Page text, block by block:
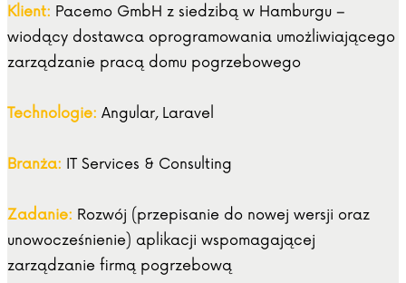
Klient: Pacemo GmbH z siedzibą w Hamburgu –
wiodący dostawca oprogramowania umożliwiającego
zarządzanie pracą domu pogrzebowego
Technologie: Angular, Laravel
Branża: IT Services & Consulting
Zadanie: Rozwój (przepisanie do nowej wersji oraz
unowocześnienie) aplikacji wspomagającej
zarządzanie firmą pogrzebową